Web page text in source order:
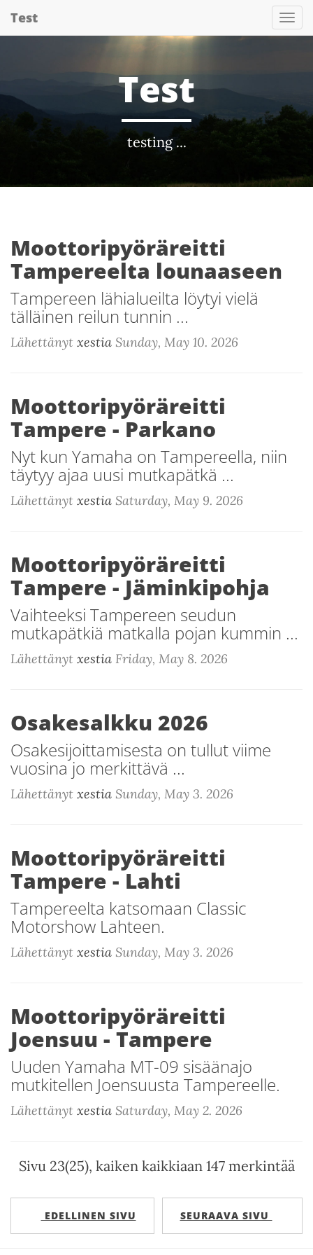
Skip
to
Test
Test
testing ...
Moottoripyöräreitti
Tampereelta lounaaseen
Tampereen lähialueilta löytyi vielä
tälläinen reilun tunnin ...
Lähettänyt xestia Sunday, May 10. 2026
Moottoripyöräreitti
Tampere - Parkano
Nyt kun Yamaha on Tampereella, niin
täytyy ajaa uusi mutkapätkä ...
Lähettänyt xestia Saturday, May 9. 2026
Moottoripyöräreitti
Tampere - Jäminkipohja
Vaihteeksi Tampereen seudun
mutkapätkiä matkalla pojan kummin ...
Lähettänyt xestia Friday, May 8. 2026
Osakesalkku 2026
Osakesijoittamisesta on tullut viime
vuosina jo merkittävä ...
Lähettänyt xestia Sunday, May 3. 2026
Moottoripyöräreitti
Tampere - Lahti
Tampereelta katsomaan Classic
Motorshow Lahteen.
Lähettänyt xestia Sunday, May 3. 2026
Moottoripyöräreitti
Joensuu - Tampere
Uuden Yamaha MT-09 sisäänajo
mutkitellen Joensuusta Tampereelle.
Lähettänyt xestia Saturday, May 2. 2026
Sivu 23(25), kaiken kaikkiaan 147 merkintää
EDELLINEN SIVU SEURAAVA SIVU